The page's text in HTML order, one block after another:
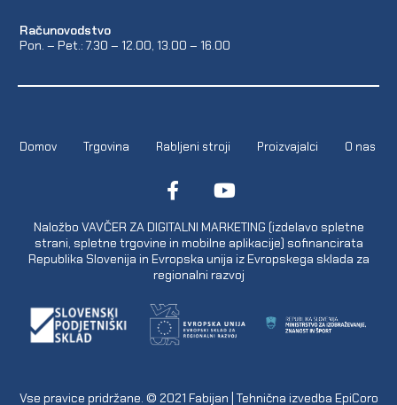
Računovodstvo
Pon. – Pet.: 7.30 – 12.00, 13.00 – 16.00
Domov Trgovina Rabljeni stroji Proizvajalci O nas
Naložbo VAVČER ZA DIGITALNI MARKETING (izdelavo spletne
strani, spletne trgovine in mobilne aplikacije) sofinancirata
Republika Slovenija in Evropska unija iz Evropskega sklada za
regionalni razvoj
Vse pravice pridržane. © 2021 Fabijan | Tehnična izvedba EpiCoro